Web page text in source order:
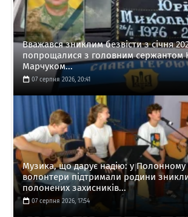
Вважався зниклим безвісти з січня
попрощалися з головним сержантом
Марчуком...
07 серпня 2026, 20:41
Музика, що дарує надію: у Полонному
волонтери підтримали родини
полонених захисників...
07 серпня 2026, 17:54